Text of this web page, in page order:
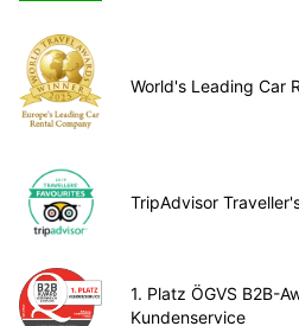
World's Leading Car
TripAdvisor
1. Platz ÖGVS B2B-
Kundenservice